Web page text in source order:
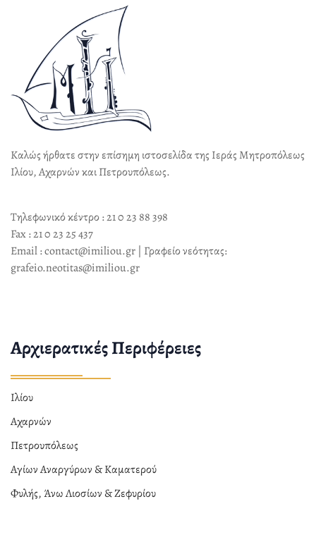
Καλώς ήρθατε στην επίσημη ιστοσελίδα της Ιεράς Μητροπόλεως
Ιλίου, Αχαρνών και Πετρουπόλεως.
Τηλεφωνικό κέντρο : 21 0 23 88 398
Fax : 21 0 23 25 437
Email : contact@imiliou.gr | Γραφείο νεότητας:
grafeio.neotitas@imiliou.gr
Αρχιερατικές Περιφέρειες
Ιλίου
Αχαρνών
Πετρουπόλεως
Αγίων Αναργύρων & Καματερού
Φυλής, Άνω Λιοσίων & Ζεφυρίου